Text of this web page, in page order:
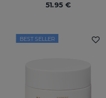
51.95 €
BEST SELLER